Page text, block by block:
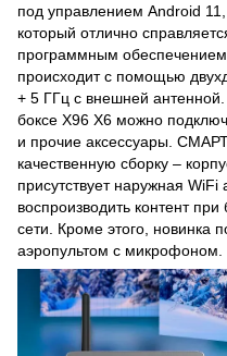
под управлением Android
который отлично
программным
происходит с помощью
+ 5 ГГц с внешней
боксе X96 X6 можно
и прочие аксессуары.
качественную сборку –
присутствует наружная
воспроизводить контент
сети. Кроме этого, новинка
аэропультом с микрофоном.